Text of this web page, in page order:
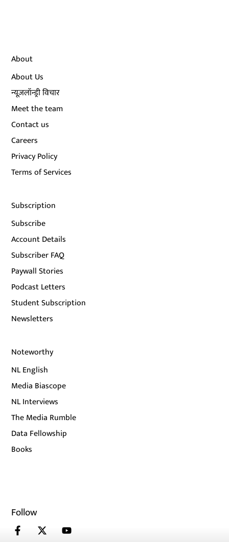
About
About Us
न्यूज़लॉन्ड्री विचार
Meet the team
Contact us
Careers
Privacy Policy
Terms of Services
Subscription
Subscribe
Account Details
Subscriber FAQ
Paywall Stories
Podcast Letters
Student Subscription
Newsletters
Noteworthy
NL English
Media Biascope
NL Interviews
The Media Rumble
Data Fellowship
Books
Follow